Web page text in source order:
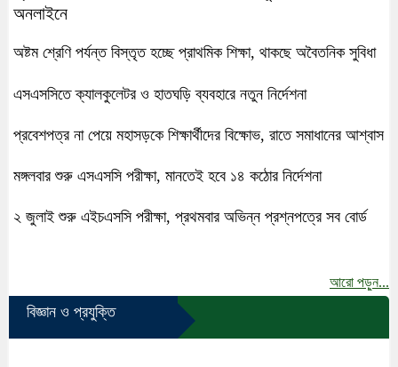
অনলাইনে
অষ্টম শ্রেণি পর্যন্ত বিস্তৃত হচ্ছে প্রাথমিক শিক্ষা, থাকছে অবৈতনিক সুবিধা
এসএসসিতে ক্যালকুলেটর ও হাতঘড়ি ব্যবহারে নতুন নির্দেশনা
প্রবেশপত্র না পেয়ে মহাসড়কে শিক্ষার্থীদের বিক্ষোভ, রাতে সমাধানের আশ্বাস
মঙ্গলবার শুরু এসএসসি পরীক্ষা, মানতেই হবে ১৪ কঠোর নির্দেশনা
২ জুলাই শুরু এইচএসসি পরীক্ষা, প্রথমবার অভিন্ন প্রশ্নপত্রে সব বোর্ড
আরো পড়ুন...
বিজ্ঞান ও প্রযুক্তি